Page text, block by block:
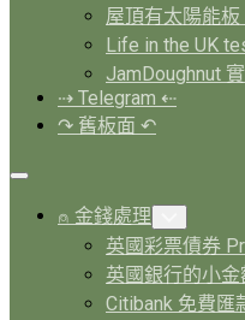
屋頂有太陽能
Life in the UK
JamDoughnut
⇢ Telegram ⇠
↷ 舊板面 ↶
Expand
⍝ 金錢處理
Child
Menu
英國彩票債券
英國銀行的小
Citibank 免費匯